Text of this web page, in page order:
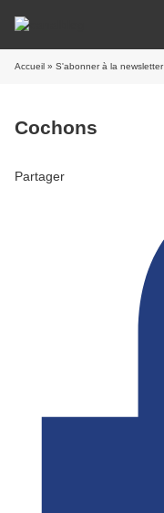
Accueil » S'abonner à la newsletter
Cochons
Partager